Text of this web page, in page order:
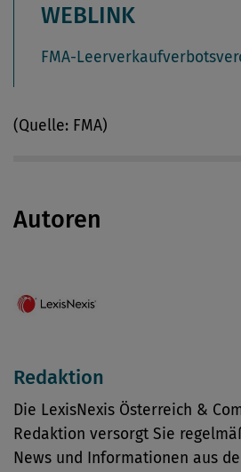
WEBLINK
FMA-
(Quelle: FMA)
Autoren
Redaktion
Die LexisNexis Österreich &
Redaktion versorgt Sie
News und Informationen aus